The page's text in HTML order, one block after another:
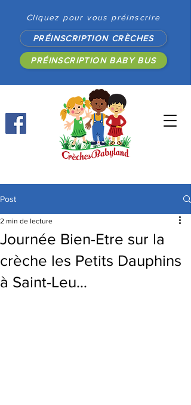
Cliquez pour vous préinscrire
PRÉINSCRIPTION CRÈCHES
PRÉINSCRIPTION BABY BUS
Post
Journée Bien-Etre sur la
crèche les Petits Dauphins
à Saint-Leu…
2 min de lecture